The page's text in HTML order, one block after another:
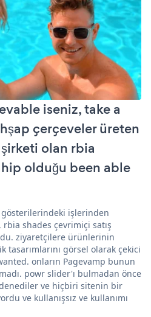
iseniz, take a
çerçeveler üreten
olan rbia
olduğu been able
gösterilerindeki işlerinden
shades çevrimiçi satış
ziyaretçilere ürünlerinin
görsel olarak çekici
onların Pagevamp bunun
powr slider'ı bulmadan önce
ve hiçbiri sitenin bir
ve kullanışsız ve kullanımı